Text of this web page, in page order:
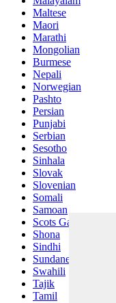
Maltese
Maori
Marathi
Mongolian
Burmese
Nepali
Norwegian
Pashto
Persian
Punjabi
Serbian
Sesotho
Sinhala
Slovak
Slovenian
Somali
Samoan
Scots Gaelic
Shona
Sindhi
Sundanese
Swahili
Tajik
Tamil